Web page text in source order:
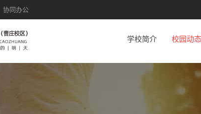
协同办公
学校简介 校园动态